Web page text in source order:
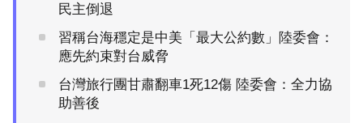
民主倒退
習稱台海穩定是中美「最大公約數」陸委會：
應先約束對台威脅
台灣旅行團甘肅翻車1死12傷 陸委會：全力協
助善後